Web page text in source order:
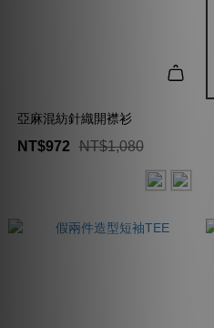
亞麻混紡針織開襟衫
NT$972 NT$1,080